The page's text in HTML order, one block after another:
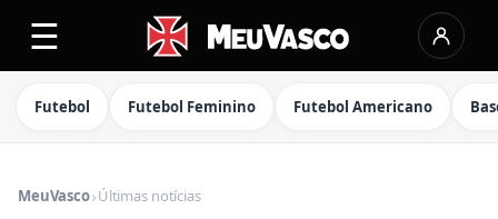
☰
Futebol Futebol Feminino Futebol Americano
MeuVasco›Últimas notícias